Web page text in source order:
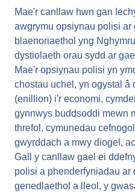
Mae'r canllaw hwn gan
awgrymu opsiynau polisi ar
blaenoriaethol yng
dystiolaeth orau sydd ar
Mae'r opsiynau polisi yn
chostau uchel, yn ogystal â
(enillion) i'r economi,
gynnwys buddsoddi mewn
threfol, cymunedau
gwyrddach a mwy diogel,
Gall y canllaw gael ei
polisi a phenderfyniadau ar
genedlaethol a lleol, y